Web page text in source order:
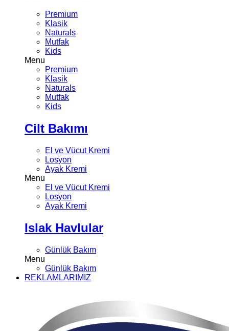
Premium
Klasik
Naturals
Mutfak
Kids
Menu
Premium
Klasik
Naturals
Mutfak
Kids
Cilt Bakımı
El ve Vücut Kremi
Losyon
Ayak Kremi
Menu
El ve Vücut Kremi
Losyon
Ayak Kremi
Islak Havlular
Günlük Bakım
Menu
Günlük Bakım
REKLAMLARIMIZ